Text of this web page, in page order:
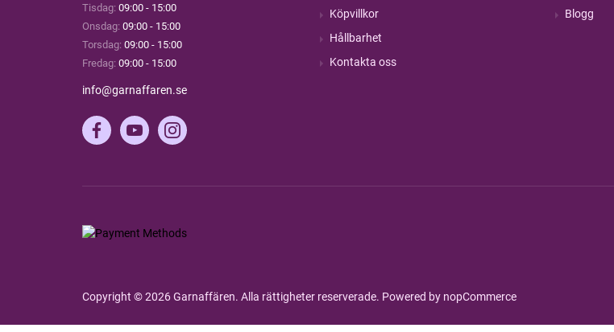
Tisdag: 09:00 - 15:00
Onsdag: 09:00 - 15:00
Torsdag: 09:00 - 15:00
Fredag: 09:00 - 15:00
info@garnaffaren.se
Köpvillkor
Hållbarhet
Kontakta oss
Blogg
Copyright © 2026 Garnaffären. Alla rättigheter reserverade. Powered by nopCommerce